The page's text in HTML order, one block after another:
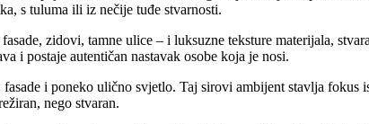
s tuluma ili iz nečije tuđe stvarnosti.
zidovi, tamne ulice – i luksuzne teksture materijala,
i postaje autentičan nastavak osobe koja je nosi.
i poneko ulično svjetlo. Taj sirovi ambijent stavlja
nego stvaran.